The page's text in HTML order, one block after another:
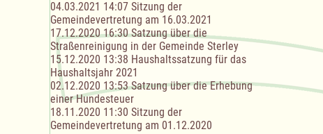
04.03.2021 14:07 Sitzung der
Gemeindevertretung am 16.03.2021
17.12.2020 16:30 Satzung über die
Straßenreinigung in der Gemeinde Sterley
15.12.2020 13:38 Haushaltssatzung für das
Haushaltsjahr 2021
02.12.2020 13:53 Satzung über die Erhebung
einer Hundesteuer
18.11.2020 11:30 Sitzung der
Gemeindevertretung am 01.12.2020